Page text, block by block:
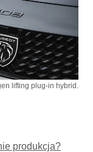
lifting plug-in hybrid.
produkcja?